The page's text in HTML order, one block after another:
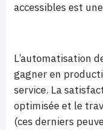
accessibles est
L’automatisation
gagner en
service. La
optimisée et le
(ces derniers